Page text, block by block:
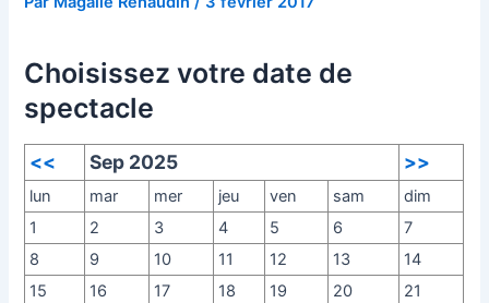
Choisissez votre date de
spectacle
<< Sep 2025 >>
lun mar mer jeu ven sam
dim
1
2 3 4 5 6
7
8
9 10 11 12 13
14
15
16 17 18 19 20
21